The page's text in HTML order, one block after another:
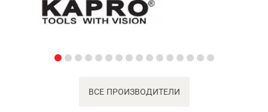
ВСЕ ПРОИЗВОДИТЕЛИ